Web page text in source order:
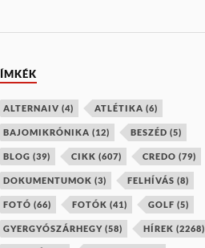
ALTERNAIV (4) ATLÉTIKA (6)
BAJOMIKRÓNIKA (12) BESZÉD (5)
BLOG (39) CIKK (607) CREDO (79)
DOKUMENTUMOK (3) FELHÍVÁS (8)
FOTÓ (66) FOTÓK (41) GOLF (5)
GYERGYÓSZÁRHEGY (58) HÍREK (2268)